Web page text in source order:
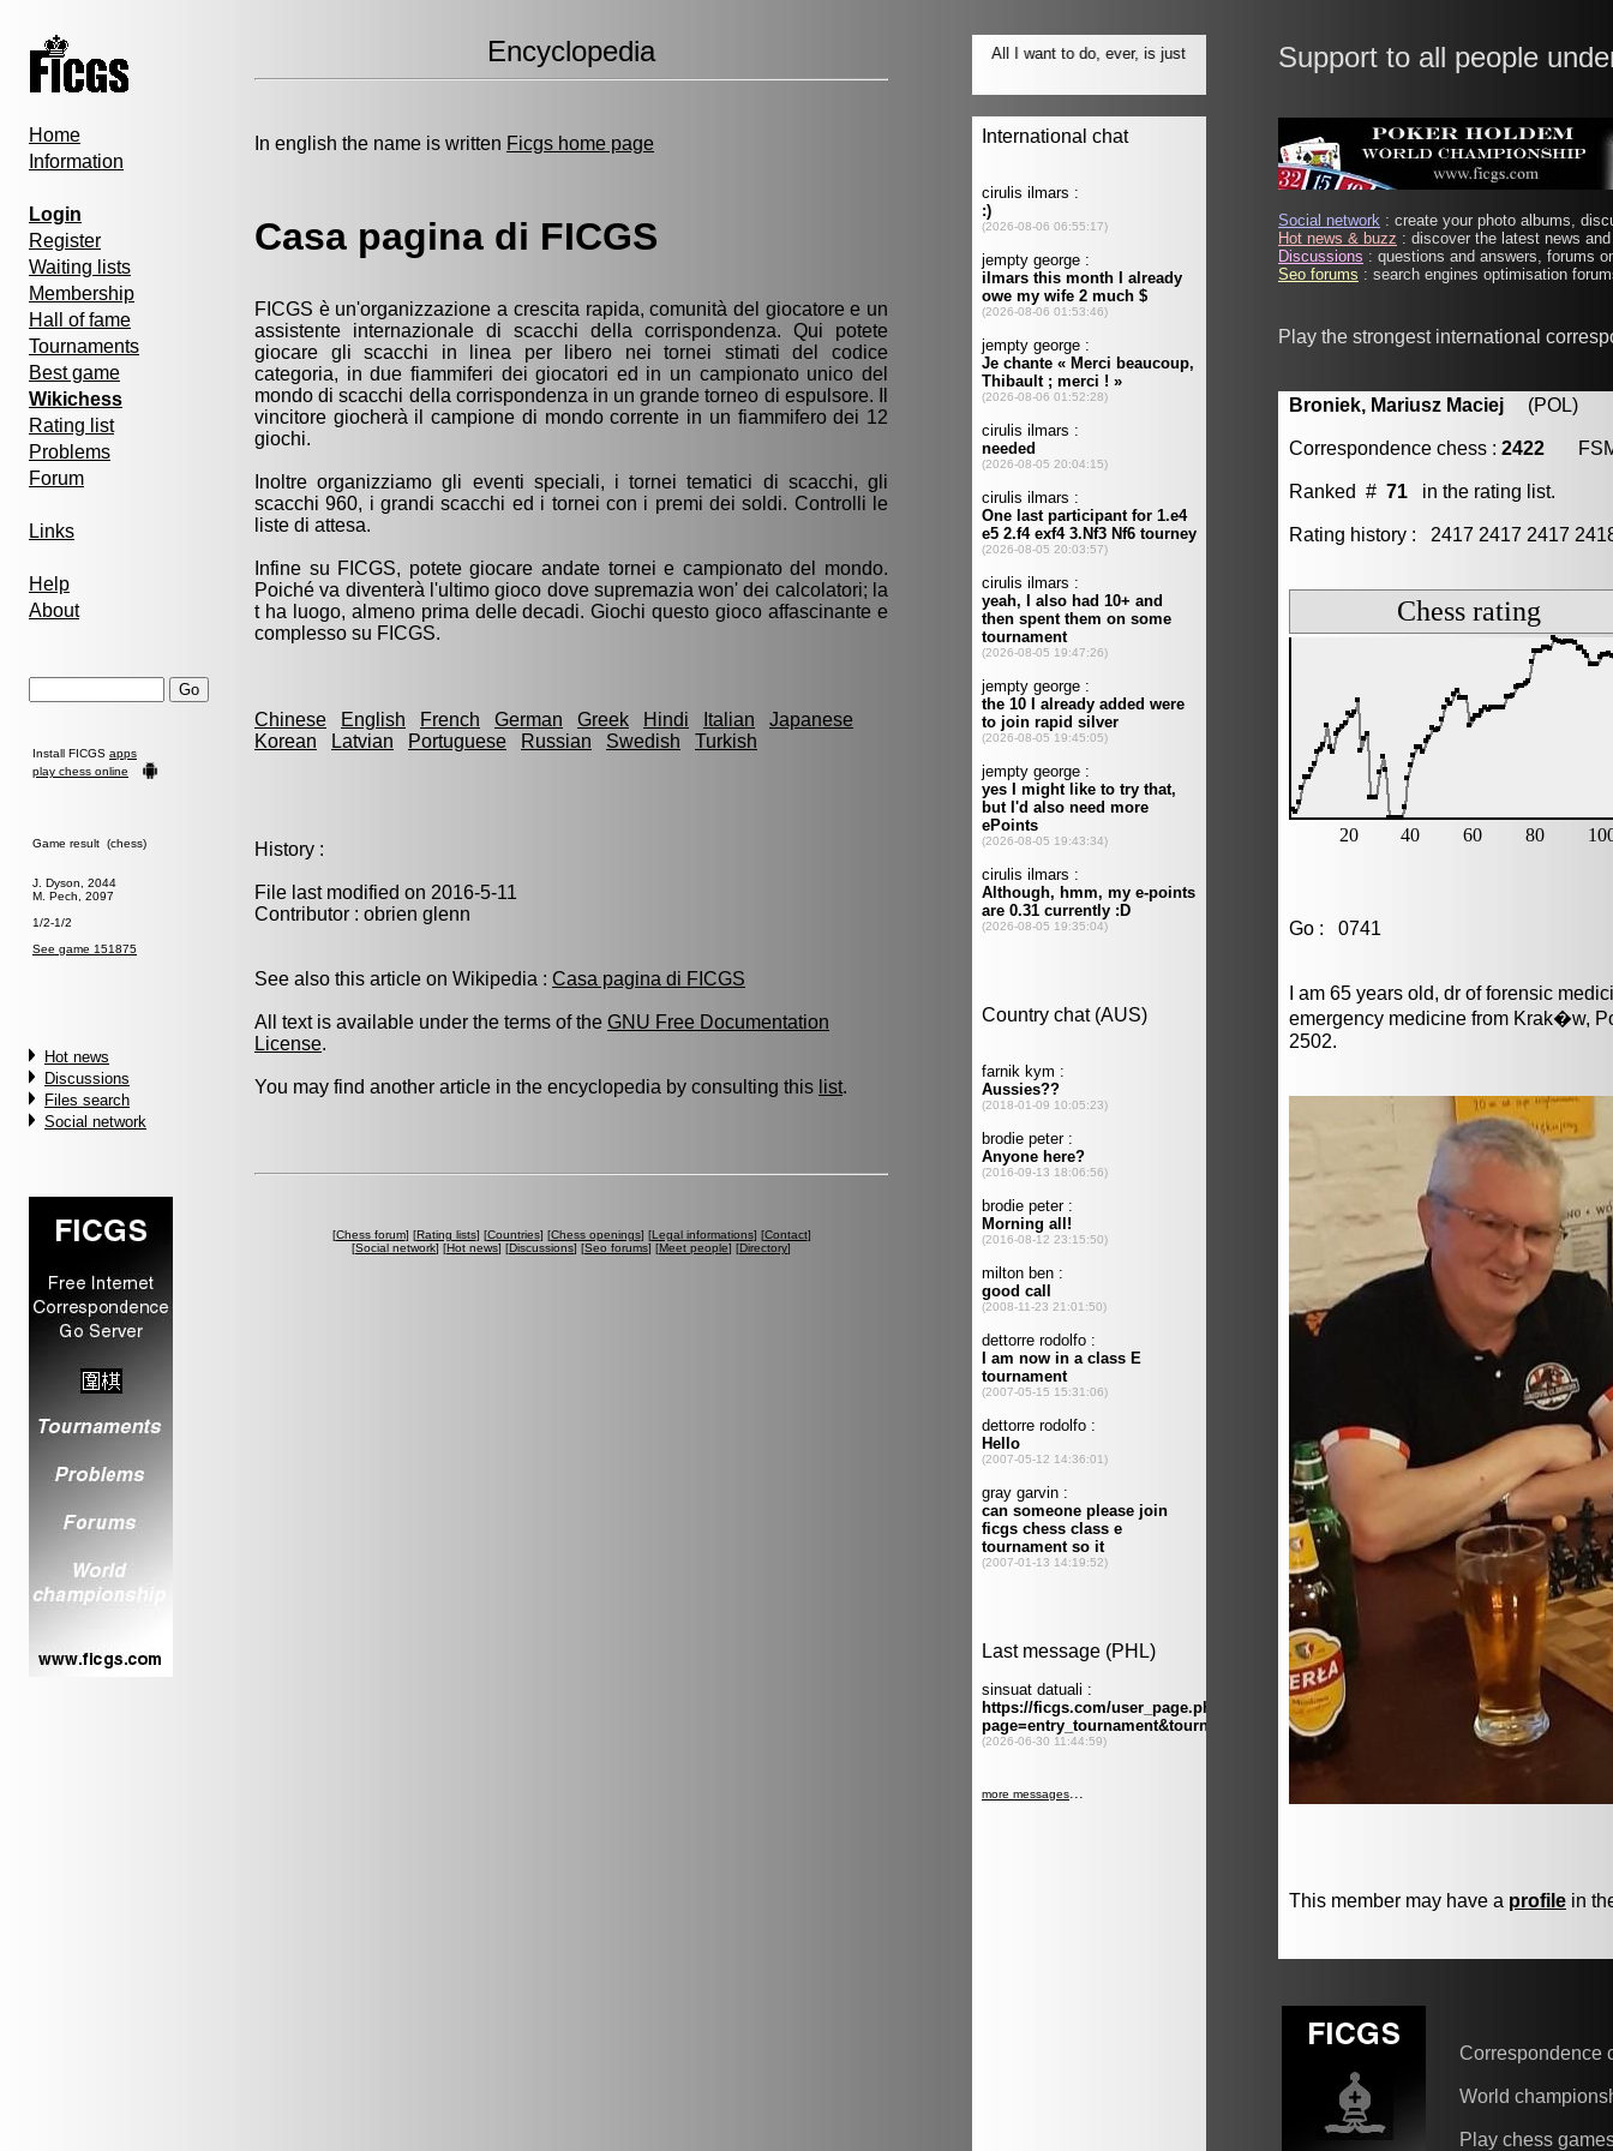
Home
Information
Login
Register
Waiting lists
Membership
Hall of fame
Tournaments
Best game
Wikichess
Rating list
Problems
Forum
Links
Help
About
Install FICGS apps
play chess online
Game result (chess)
J. Dyson, 2044
M. Pech, 2097
1/2-1/2
See game 151875
Hot news
Discussions
Files search
Social network
Encyclopedia
In english the name is written Ficgs home page
Casa pagina di FICGS
FICGS è un'organizzazione a crescita rapida, comunità del giocatore e un
assistente internazionale di scacchi della corrispondenza. Qui potete
giocare gli scacchi in linea per libero nei tornei stimati del codice
categoria, in due fiammiferi dei giocatori ed in un campionato unico del
mondo di scacchi della corrispondenza in un grande torneo di espulsore. Il
vincitore giocherà il campione di mondo corrente in un fiammifero dei 12
giochi.
Inoltre organizziamo gli eventi speciali, i tornei tematici di scacchi, gli
scacchi 960, i grandi scacchi ed i tornei con i premi dei soldi. Controlli le
liste di attesa.
Infine su FICGS, potete giocare andate tornei e campionato del mondo.
Poiché va diventerà l'ultimo gioco dove supremazia won' dei calcolatori; la
t ha luogo, almeno prima delle decadi. Giochi questo gioco affascinante e
complesso su FICGS.
Chinese English French German Greek Hindi Italian
Japanese
Korean
Latvian Portuguese Russian Swedish Turkish
History :
File last modified on 2016-5-11
Contributor : obrien glenn
See also this article on Wikipedia : Casa pagina di FICGS
All text is available under the terms of the GNU Free Documentation
License.
You may find another article in the encyclopedia by consulting this list.
[Chess forum] [Rating lists] [Countries] [Chess openings] [Legal informations] [Contact]
[Social network] [Hot news] [Discussions] [Seo forums] [Meet people] [Directory]
Support to all people
Social network : create your photo albums,
Hot news & buzz : discover the latest news
Discussions : questions and answers, forums
Seo forums : search engines optimisation
Play the strongest international
Broniek, Mariusz Maciej (POL)
Correspondence chess : 2422
Ranked # 71 in the rating list.
Rating history : 2417 2417 2417
Go : 0741
I am 65 years old, dr of forensic
emergency medicine from Krak�w,
2502.
This member may have a profile in
Correspondence
World
Play chess